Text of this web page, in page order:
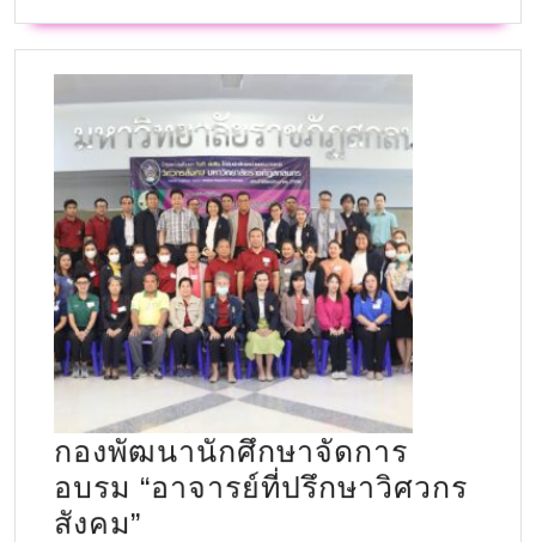
กองพัฒนานักศึกษาจัดการ
อบรม “อาจารย์ที่ปรึกษาวิศวกร
สังคม”